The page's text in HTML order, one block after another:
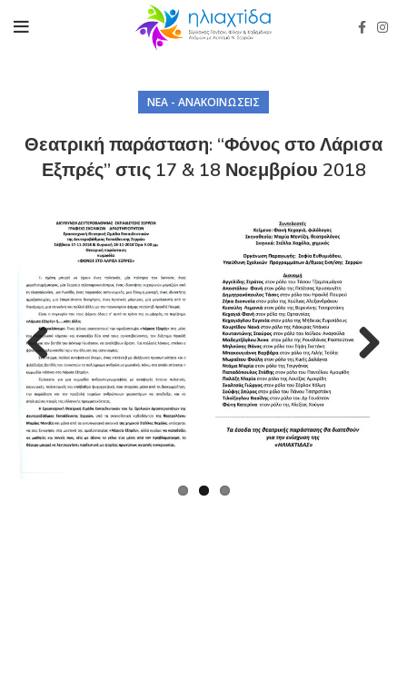
ΝΈΑ - ΑΝΑΚΟΙΝΏΣΕΙΣ
Θεατρική παράσταση: “Φόνος στο Λάρισα
Εξπρές” στις 17 & 18 Νοεμβρίου 2018
Previous